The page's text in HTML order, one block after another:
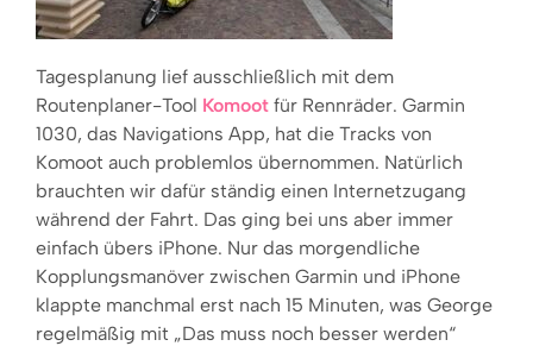
Tagesplanung lief ausschließlich mit dem
Routenplaner-Tool Komoot für Rennräder. Garmin
1030, das Navigations App, hat die Tracks von
Komoot auch problemlos übernommen. Natürlich
brauchten wir dafür ständig einen Internetzugang
während der Fahrt. Das ging bei uns aber immer
einfach übers iPhone. Nur das morgendliche
Kopplungsmanöver zwischen Garmin und iPhone
klappte manchmal erst nach 15 Minuten, was George
regelmäßig mit „Das muss noch besser werden“